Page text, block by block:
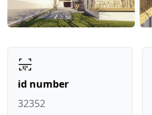
id number
32352